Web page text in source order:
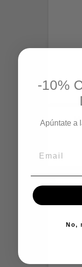
-10%
Apúntate a
No,